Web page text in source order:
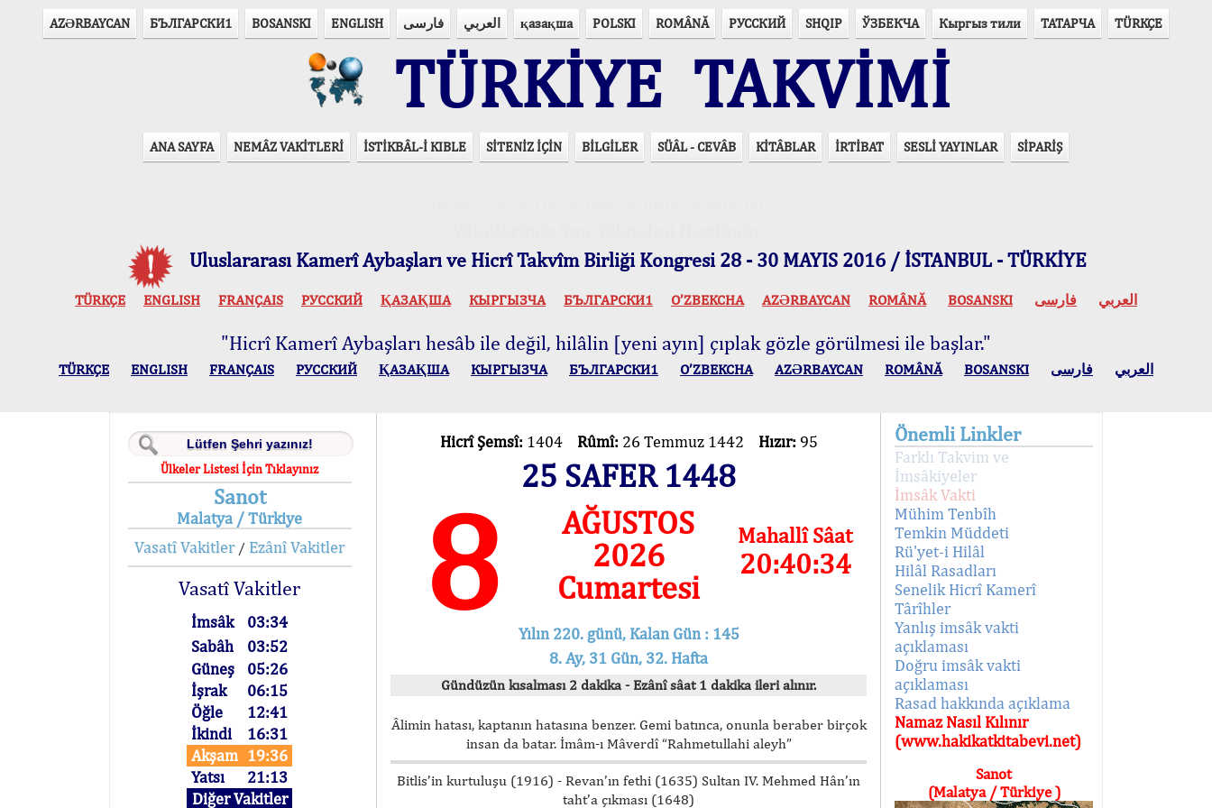
AZӘRBAYCAN БЪЛГАРСКИ1 BOSANSKI ENGLISH فارسی العربي қазақша POLSKI ROMÂNĂ РУССКИЙ SHQIP ЎЗБЕКЧА Кыргыз тили ТАТАРЧА TÜRKÇE
TÜRKİYE TAKVİMİ
ANA SAYFA NEMÂZ VAKİTLERİ İSTİKBÂL-İ KIBLE SİTENİZ İÇİN BİLGİLER SÜÂL - CEVÂB KİTÂBLAR İRTİBAT SESLİ YAYINLAR SİPARİŞ
Uluslararası Kamerî Aybaşları ve Hicrî Takvîm Birliği Kongresi 28 - 30 MAYIS 2016 / İSTANBUL - TÜRKİYE
TÜRKÇE ENGLISH FRANÇAIS РУССКИЙ ҚАЗАҚША КЫPГЫЗЧA БЪЛГАРСКИ1 O’ZBEKCHA AZӘRBAYCAN ROMÂNĂ BOSANSKI العربي فارسی
"Hicrî Kamerî Aybaşları hesâb ile değil, hilâlin [yeni ayın] çıplak gözle görülmesi ile başlar."
TÜRKÇE ENGLISH FRANÇAIS РУССКИЙ ҚАЗАҚША КЫPГЫЗЧA БЪЛГАРСКИ1 O’ZBEKCHA AZӘRBAYCAN ROMÂNĂ BOSANSKI العربي فارسی
Ülkeler Listesi İçin Tıklayınız
Sanot
Malatya / Türkiye
Vasatî Vakitler/ Ezânî Vakitler
Vasatî Vakitler
İmsâk
03:34
Sabâh
03:52
Güneş
05:26
İşrak
06:15
Öğle
12:41
İkindi
16:31
Akşam 19:36
Yatsı
21:13
Diğer Vakitler
Hicrî Şemsî: 1404 Rûmî: 26 Temmuz 1442 Hızır: 95
25 SAFER 1448
8
AĞUSTOS
2026
Cumartesi
Mahallî Sâat
20:40:34
Yılın 220. günü, Kalan Gün : 145
8. Ay, 31 Gün, 32. Hafta
Gündüzün kısalması 2 dakika - Ezânî sâat 1 dakika ileri alınır.
Âlimin hatası, kaptanın hatasına benzer. Gemi batınca, onunla beraber birçok
insan da batar. İmâm-ı Mâverdî “Rahmetullahi aleyh”
Bitlis’in kurtuluşu (1916) - Revan’ın fethi (1635) Sultan IV. Mehmed Hân’ın
taht’a çıkması (1648)
Önemli Linkler
Farklı Takvim ve
İmsâkiyeler
İmsâk Vakti
Mühim Tenbîh
Temkin Müddeti
Rü'yet-i Hilâl
Hilâl Rasadları
Senelik Hicrî Kamerî
Târîhler
Yanlış imsâk vakti
açıklaması
Doğru imsâk vakti
açıklaması
Rasad hakkında açıklama
Namaz Nasıl Kılınır
(www.hakikatkitabevi.net)
Sanot
(Malatya / Türkiye )